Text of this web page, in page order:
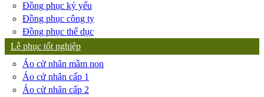
Đồng phục kỷ yếu
Đồng phục công ty
Đồng phục thể dục
Lễ phục tốt nghiệp
Áo cử nhân mầm non
Áo cử nhân cấp 1
Áo cử nhân cấp 2